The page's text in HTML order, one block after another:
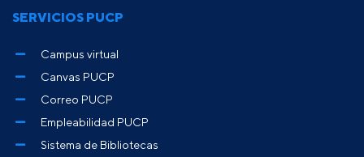
SERVICIOS PUCP
Campus virtual
Canvas PUCP
Correo PUCP
Empleabilidad PUCP
Sistema de Bibliotecas